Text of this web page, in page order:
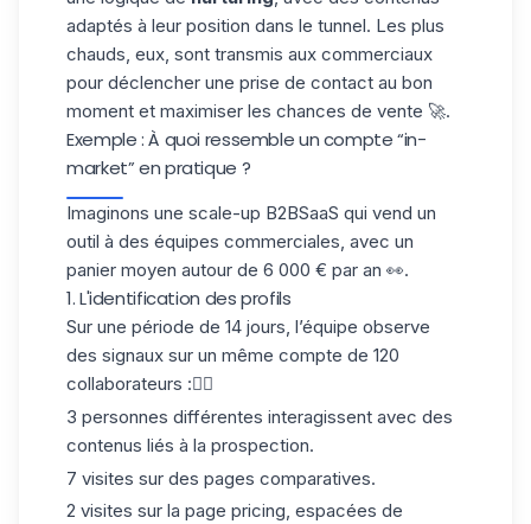
adaptés à leur position dans le tunnel. Les plus
chauds, eux, sont transmis aux commerciaux
pour déclencher une prise de contact au bon
moment et maximiser les chances de vente 🚀.
Exemple : À quoi ressemble un compte “in-
market” en pratique ?
Imaginons une scale-up B2BSaaS qui vend un
outil à des équipes commerciales, avec un
panier moyen autour de 6 000 € par an 👀.
1. L'identification des profils
Sur une période de 14 jours, l’équipe observe
des signaux sur un même compte de 120
collaborateurs :👇🏻
3 personnes différentes interagissent avec des
contenus liés à la prospection.
7 visites sur des pages comparatives.
2 visites sur la page pricing, espacées de